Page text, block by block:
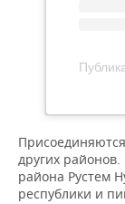
других
района Рустем
республики и